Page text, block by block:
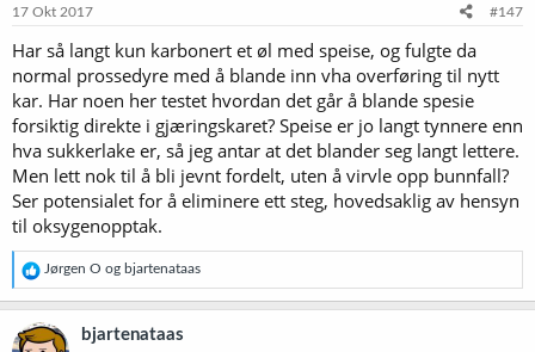
e
17 Okt 2017 #147
Har så langt kun karbonert et øl med speise, og fulgte da
normal prossedyre med å blande inn vha overføring til nytt
kar. Har noen her testet hvordan det går å blande spesie
forsiktig direkte i gjæringskaret? Speise er jo langt tynnere enn
hva sukkerlake er, så jeg antar at det blander seg langt lettere.
Men lett nok til å bli jevnt fordelt, uten å virvle opp bunnfall?
Ser potensialet for å eliminere ett steg, hovedsaklig av hensyn
til oksygenopptak.
R
e
a
k
s
Jørgen O og bjartenataas
bjartenataas